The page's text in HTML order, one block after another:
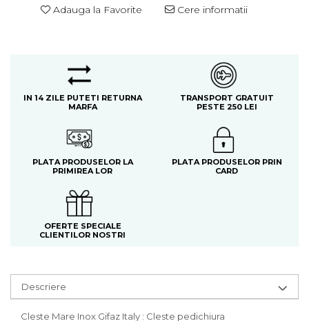
Adauga la Favorite Cere informatii
IN 14 ZILE PUTETI RETURNA
MARFA
TRANSPORT GRATUIT
PESTE 250 LEI
PLATA PRODUSELOR LA
PRIMIREA LOR
PLATA PRODUSELOR PRIN
CARD
OFERTE SPECIALE
CLIENTILOR NOSTRI
Descriere
Cleste Mare Inox Gifaz Italy : Cleste pedichiura